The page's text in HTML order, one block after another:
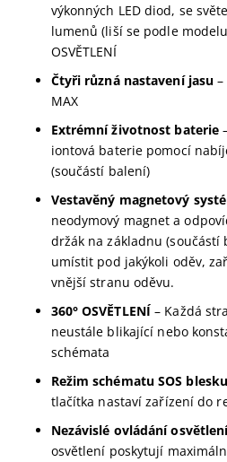
výkonných LED diod, se
lumenů (liší se podle
OSVĚTLENÍ
Čtyři různá nastavení jasu
MAX
Extrémní životnost baterie
iontová baterie pomocí
(součástí balení)
Vestavěný magnetový
neodymový magnet a
držák na základnu (součástí
umístit pod jakýkoli oděv,
vnější stranu oděvu.
360° OSVĚTLENÍ – Každá
neustále blikající nebo
schémata
Režim schématu SOS blesku
tlačítka nastaví zařízení do
Nezávislé ovládání
osvětlení poskytují